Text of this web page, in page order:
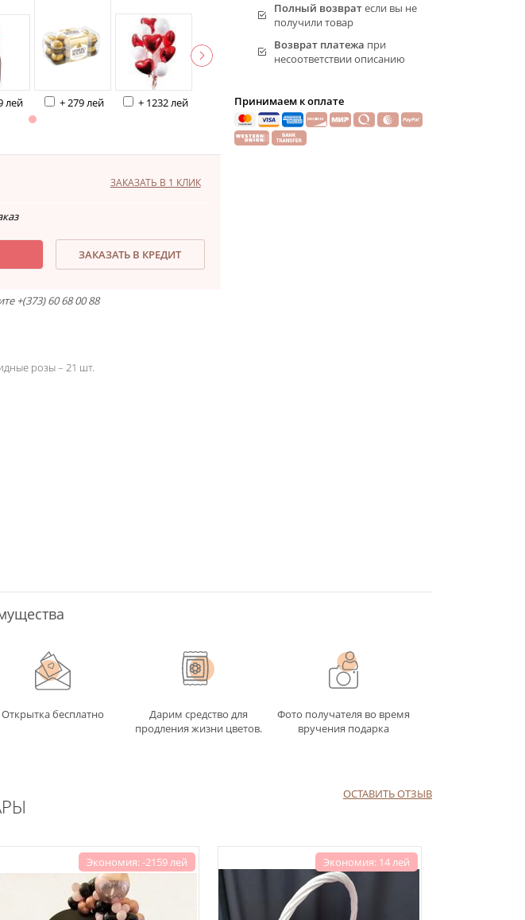
лей + 279 лей + 1232 лей
ЗАКАЗАТЬ В 1 КЛИК
ЗАКАЗАТЬ В КРЕДИТ
+(373) 60 68 00 88
розы – 21 шт.
Полный возвратесли вы не
получили товар
Возврат платежа при
несоответствии описанию
Принимаем к оплате
Открытка бесплатно
Дарим средство для
продления жизни цветов.
Фото получателя во время
вручения подарка
ОСТАВИТЬ ОТЗЫВ
Экономия: -2159 лей Экономия: 14 лей